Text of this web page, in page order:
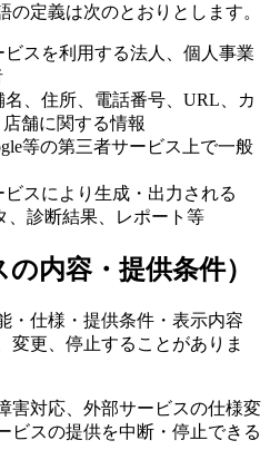
定義は次のとおりとします。
スを利用する法人、個人事業
、住所、電話番号、URL、カ
舗に関する情報
等の第三者サービス上で一般
スにより生成・出力される
、診断結果、レポート等
内容・提供条件）
・仕様・提供条件・表示内容
変更、停止することがありま
害対応、外部サービスの仕様変
ビスの提供を中断・停止できる